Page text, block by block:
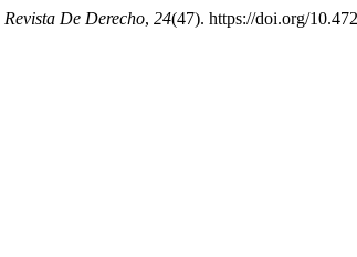
Revista De Derecho, 24(47). https://doi.org/